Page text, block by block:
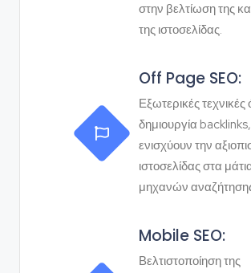
στην βελτίωση της
της ιστοσελίδας.
Off Page SEO:
Εξωτερικές
δημιουργία backlinks,
ενισχύουν την
ιστοσελίδας στα
μηχανών
Mobile SEO:
Βελτιστοποίηση της